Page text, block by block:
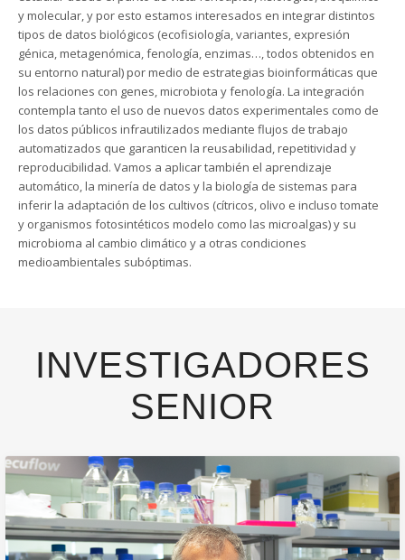
y molecular, y por esto estamos interesados en integrar distintos
tipos de datos biológicos (ecofisiología, variantes, expresión
génica, metagenómica, fenología, enzimas…, todos obtenidos en
su entorno natural) por medio de estrategias bioinformáticas que
los relaciones con genes, microbiota y fenología. La integración
contempla tanto el uso de nuevos datos experimentales como de
los datos públicos infrautilizados mediante flujos de trabajo
automatizados que garanticen la reusabilidad, repetitividad y
reproducibilidad. Vamos a aplicar también el aprendizaje
automático, la minería de datos y la biología de sistemas para
inferir la adaptación de los cultivos (cítricos, olivo e incluso tomate
y organismos fotosintéticos modelo como las microalgas) y su
microbioma al cambio climático y a otras condiciones
medioambientales subóptimas.
INVESTIGADORES
SENIOR